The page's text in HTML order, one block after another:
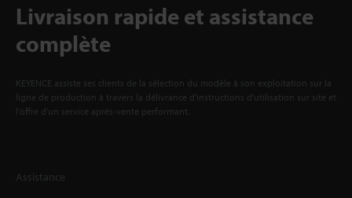
Livraison rapide et assistance
complète
KEYENCE assiste ses clients de la sélection du modèle à son exploitation sur la
ligne de production à travers la délivrance d'instructions d'utilisation sur site et
l'offre d'un service après-vente performant.
Assistance